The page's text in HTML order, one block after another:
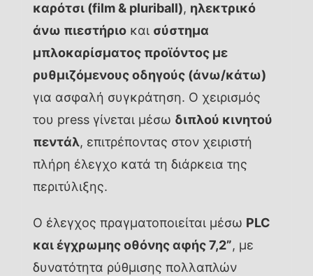
καρότσι (film & pluriball), ηλεκτρικό
άνω πιεστήριοκαι σύστημα
μπλοκαρίσματος προϊόντος με
ρυθμιζόμενους οδηγούς (άνω/κάτω)
για ασφαλή συγκράτηση. Ο χειρισμός
του press γίνεται μέσω διπλού κινητού
πεντάλ, επιτρέποντας στον χειριστή
πλήρη έλεγχο κατά τη διάρκεια της
περιτύλιξης.
Ο έλεγχος πραγματοποιείται μέσω PLC
και έγχρωμης οθόνης αφής 7,2”, με
δυνατότητα ρύθμισης πολλαπλών